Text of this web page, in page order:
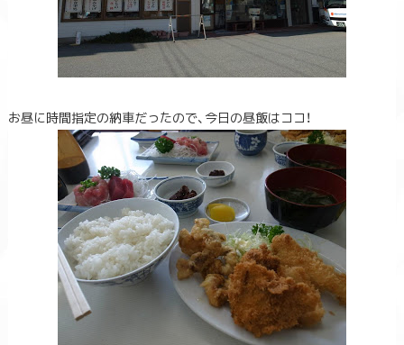
お昼に時間指定の納車だったので、今日の昼飯はココ！